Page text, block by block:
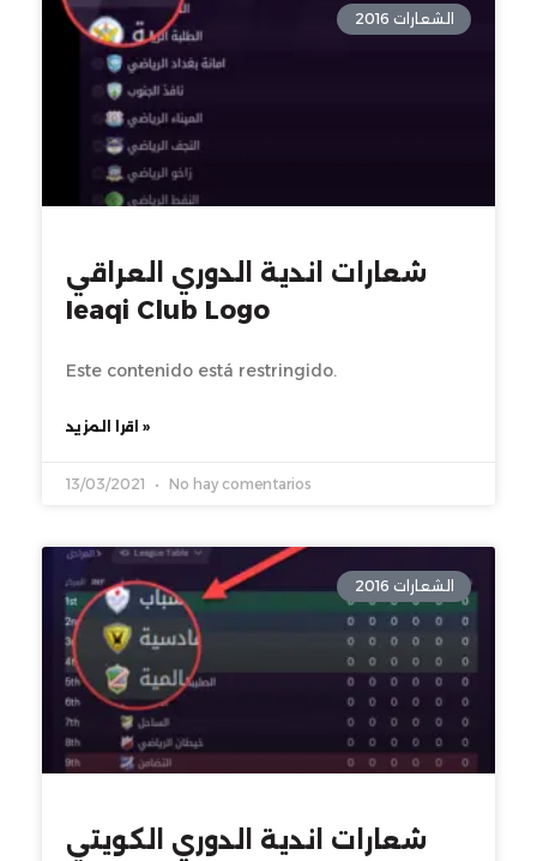
الشعارات 2016
شعارات اندية الدوري العراقي
Ieaqi Club Logo
Este contenido está restringido.
اقرا المزيد »
13/03/2021 No hay comentarios
الشعارات 2016
شعارات اندية الدوري الكويتي